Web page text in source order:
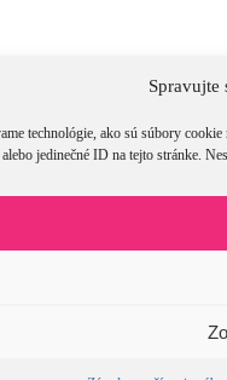
Spravujte
technológie, ako sú súbory
jedinečné ID na tejto stránke.